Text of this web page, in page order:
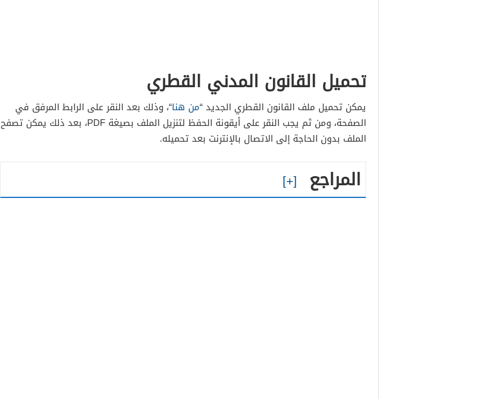
تحميل القانون المدني القطري
يمكن تحميل ملف القانون القطري الجديد “من هنا“، وذلك بعد النقر على الرابط المرفق في
الصفحة، ومن ثم يجب النقر على أيقونة الحفظ لتنزيل الملف بصيغة PDF، بعد ذلك يمكن تصفح
الملف بدون الحاجة إلى الاتصال بالإنترنت بعد تحميله.
المراجع